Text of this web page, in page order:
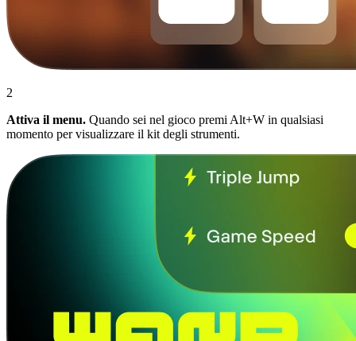
2
Attiva il menu. Quando sei nel gioco premi Alt+W in qualsiasi
momento per visualizzare il kit degli strumenti.